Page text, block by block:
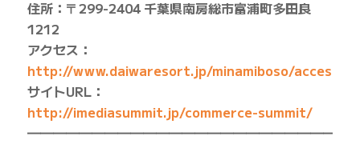
住所：〒299-2404 千葉県南房総市富浦町多田良
1212
アクセス：
http://www.daiwaresort.jp/minamiboso/access/
サイトURL：
http://imediasummit.jp/commerce-summit/